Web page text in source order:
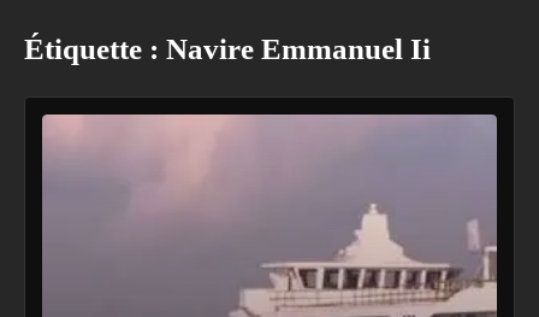
Étiquette : Navire Emmanuel Ii